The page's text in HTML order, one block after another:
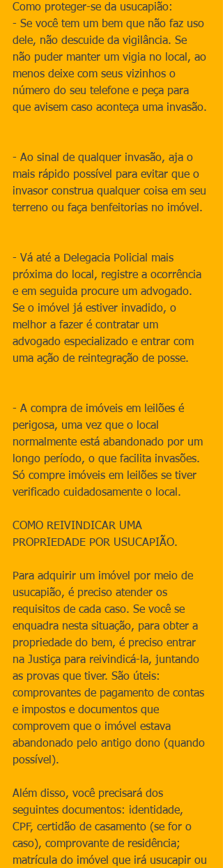
Como proteger-se da usucapião:
- Se você tem um bem que não faz uso
dele, não descuide da vigilância. Se
não puder manter um vigia no local, ao
menos deixe com seus vizinhos o
número do seu telefone e peça para
que avisem caso aconteça uma invasão.
- Ao sinal de qualquer invasão, aja o
mais rápido possível para evitar que o
invasor construa qualquer coisa em seu
terreno ou faça benfeitorias no imóvel.
- Vá até a Delegacia Policial mais
próxima do local, registre a ocorrência
e em seguida procure um advogado.
Se o imóvel já estiver invadido, o
melhor a fazer é contratar um
advogado especializado e entrar com
uma ação de reintegração de posse.
- A compra de imóveis em leilões é
perigosa, uma vez que o local
normalmente está abandonado por um
longo período, o que facilita invasões.
Só compre imóveis em leilões se tiver
verificado cuidadosamente o local.
COMO REIVINDICAR UMA
PROPRIEDADE POR USUCAPIÃO.
Para adquirir um imóvel por meio de
usucapião, é preciso atender os
requisitos de cada caso. Se você se
enquadra nesta situação, para obter a
propriedade do bem, é preciso entrar
na Justiça para reivindicá-la, juntando
as provas que tiver. São úteis:
comprovantes de pagamento de contas
e impostos e documentos que
comprovem que o imóvel estava
abandonado pelo antigo dono (quando
possível).
Além disso, você precisará dos
seguintes documentos: identidade,
CPF, certidão de casamento (se for o
caso), comprovante de residência;
matrícula do imóvel que irá usucapir ou